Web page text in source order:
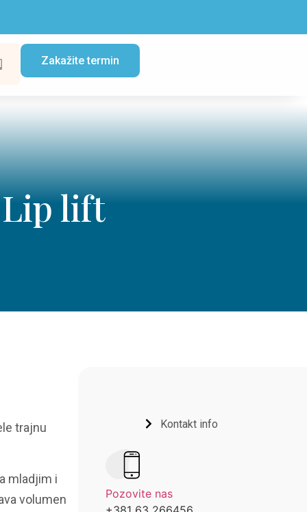
Zakažite termin
Lip lift
trajnu
mladjim i
volumen
Kontakt info
Pozovite nas